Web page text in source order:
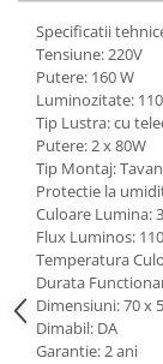
Specificatii
Tensiune: 220V
Putere: 160 W
Luminozitate:
Tip Lustra: cu
Putere: 2 x 80W
Tip Montaj: Tavan
Protectie la
Culoare Lumina:
Flux Luminos:
Temperatura
Durata
Dimensiuni: 70 x
Dimabil: DA
Garantie: 2 ani